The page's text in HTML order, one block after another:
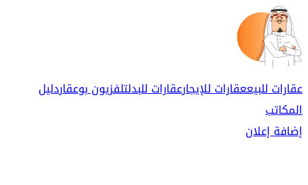
عقارات للبيععقارات للإيجارعقارات للبدلتلفزيون بوعقاردليل
المكاتب
إضافة إعلان